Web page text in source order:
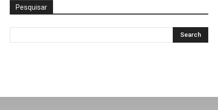
Pesquisar